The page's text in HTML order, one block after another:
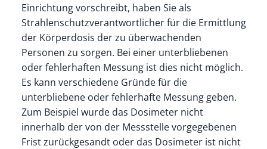
Einrichtung vorschreibt, haben Sie als
Strahlenschutzverantwortlicher für die Ermittlung
der Körperdosis der zu überwachenden
Personen zu sorgen. Bei einer unterbliebenen
oder fehlerhaften Messung ist dies nicht möglich.
Es kann verschiedene Gründe für die
unterbliebene oder fehlerhafte Messung geben.
Zum Beispiel wurde das Dosimeter nicht
innerhalb der von der Messstelle vorgegebenen
Frist zurückgesandt oder das Dosimeter ist nicht